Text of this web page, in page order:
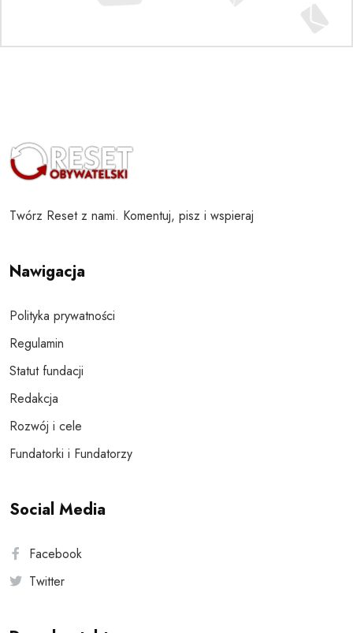
Twórz Reset z nami. Komentuj, pisz i wspieraj
Nawigacja
Polityka prywatności
Regulamin
Statut fundacji
Redakcja
Rozwój i cele
Fundatorki i Fundatorzy
Social Media
Facebook
Twitter